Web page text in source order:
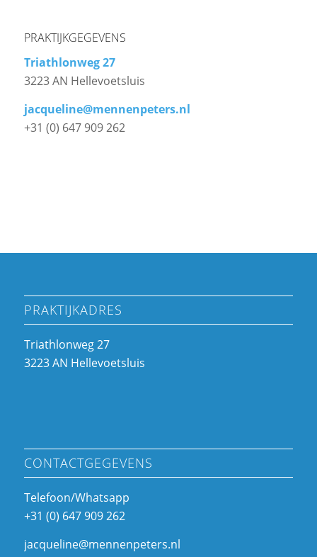
PRAKTIJKGEGEVENS
Triathlonweg 27
3223 AN Hellevoetsluis
jacqueline@mennenpeters.nl
+31 (0) 647 909 262
PRAKTIJKADRES
Triathlonweg 27
3223 AN Hellevoetsluis
CONTACTGEGEVENS
Telefoon/Whatsapp
+31 (0) 647 909 262
jacqueline@mennenpeters.nl